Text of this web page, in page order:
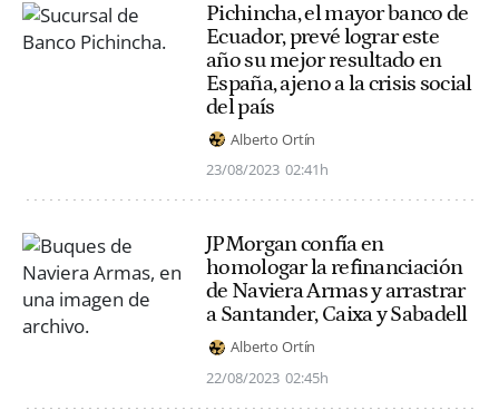
Pichincha, el mayor banco de
Ecuador, prevé lograr este
año su mejor resultado en
España, ajeno a la crisis social
del país
Alberto Ortín
23/08/2023 02:41h
JPMorgan confía en
homologar la refinanciación
de Naviera Armas y arrastrar
a Santander, Caixa y Sabadell
Alberto Ortín
22/08/2023 02:45h